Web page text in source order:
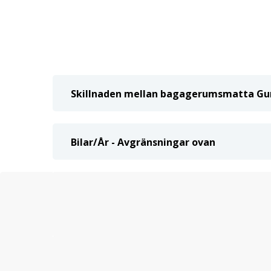
Skillnaden mellan bagagerumsmatta
Bilar/År - Avgränsningar ovan